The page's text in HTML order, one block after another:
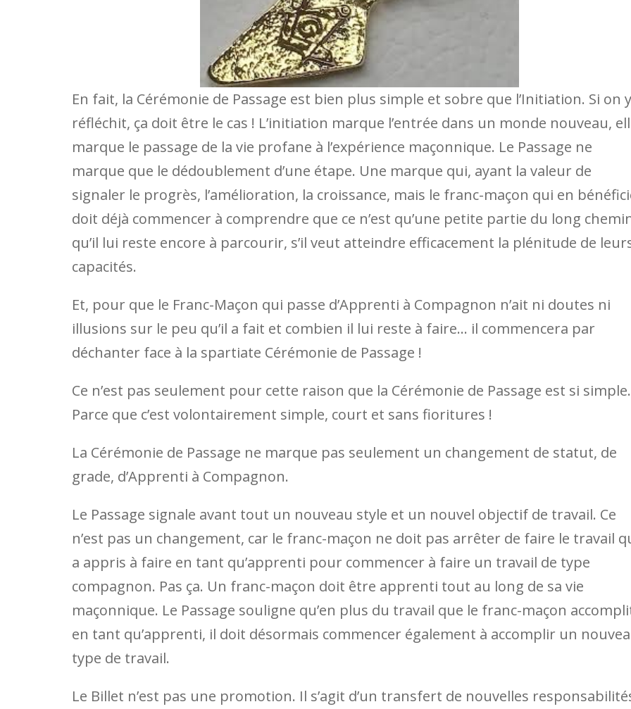
En fait, la Cérémonie de Passage est bien plus simple et sobre que l’Initiation. Si on y
réfléchit, ça doit être le cas ! L’initiation marque l’entrée dans un monde nouveau,
marque le passage de la vie profane à l’expérience maçonnique. Le Passage ne
marque que le dédoublement d’une étape. Une marque qui, ayant la valeur de
signaler le progrès, l’amélioration, la croissance, mais le franc-maçon qui en
doit déjà commencer à comprendre que ce n’est qu’une petite partie du long
qu’il lui reste encore à parcourir, s’il veut atteindre efficacement la plénitude de
capacités.
Et, pour que le Franc-Maçon qui passe d’Apprenti à Compagnon n’ait ni doutes ni
illusions sur le peu qu’il a fait et combien il lui reste à faire… il commencera par
déchanter face à la spartiate Cérémonie de Passage !
Ce n’est pas seulement pour cette raison que la Cérémonie de Passage est si simple.
Parce que c’est volontairement simple, court et sans fioritures !
La Cérémonie de Passage ne marque pas seulement un changement de statut, de
grade, d’Apprenti à Compagnon.
Le Passage signale avant tout un nouveau style et un nouvel objectif de travail. Ce
n’est pas un changement, car le franc-maçon ne doit pas arrêter de faire le travail
a appris à faire en tant qu’apprenti pour commencer à faire un travail de type
compagnon. Pas ça. Un franc-maçon doit être apprenti tout au long de sa vie
maçonnique. Le Passage souligne qu’en plus du travail que le franc-maçon
en tant qu’apprenti, il doit désormais commencer également à accomplir un
type de travail.
Le Billet n’est pas une promotion. Il s’agit d’un transfert de nouvelles